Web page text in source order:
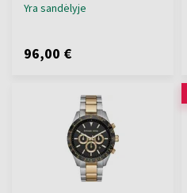
Yra sandėlyje
96,00 €